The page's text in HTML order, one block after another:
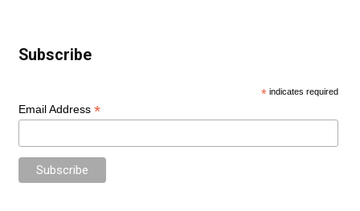
Subscribe
* indicates required
Email Address *